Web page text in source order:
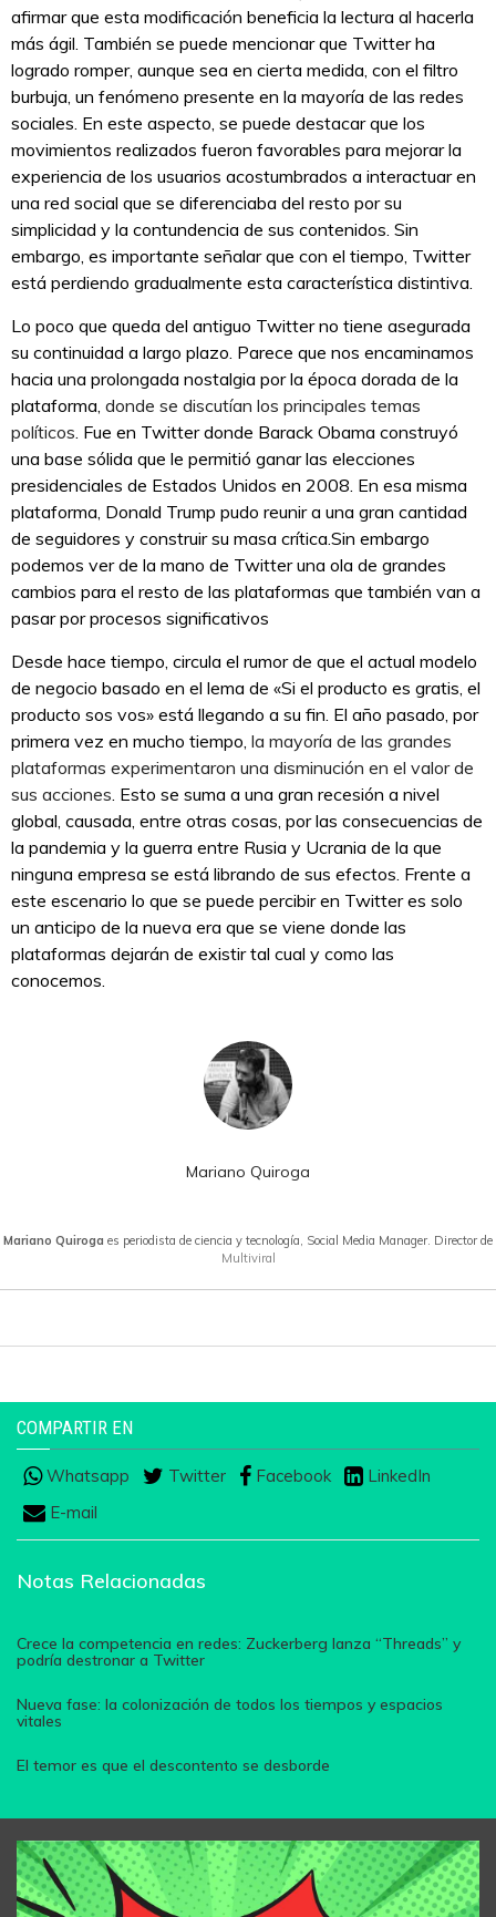
afirmar que esta modificación beneficia la lectura al hacerla
más ágil. También se puede mencionar que Twitter ha
logrado romper, aunque sea en cierta medida, con el filtro
burbuja, un fenómeno presente en la mayoría de las redes
sociales. En este aspecto, se puede destacar que los
movimientos realizados fueron favorables para mejorar la
experiencia de los usuarios acostumbrados a interactuar en
una red social que se diferenciaba del resto por su
simplicidad y la contundencia de sus contenidos. Sin
embargo, es importante señalar que con el tiempo, Twitter
está perdiendo gradualmente esta característica distintiva.
Lo poco que queda del antiguo Twitter no tiene asegurada
su continuidad a largo plazo. Parece que nos encaminamos
hacia una prolongada nostalgia por la época dorada de la
plataforma, donde se discutían los principales temas
políticos . Fue en Twitter donde Barack Obama construyó
una base sólida que le permitió ganar las elecciones
presidenciales de Estados Unidos en 2008. En esa misma
plataforma, Donald Trump pudo reunir a una gran cantidad
de seguidores y construir su masa crítica.Sin embargo
podemos ver de la mano de Twitter una ola de grandes
cambios para el resto de las plataformas que también van a
pasar por procesos significativos
Desde hace tiempo, circula el rumor de que el actual modelo
de negocio basado en el lema de «Si el producto es gratis, el
producto sos vos» está llegando a su fin. El año pasado, por
primera vez en mucho tiempo, la mayoría de las grandes
plataformas experimentaron una disminución en el valor de
sus acciones . Esto se suma a una gran recesión a nivel
global, causada, entre otras cosas, por las consecuencias de
la pandemia y la guerra entre Rusia y Ucrania de la que
ninguna empresa se está librando de sus efectos. Frente a
este escenario lo que se puede percibir en Twitter es solo
un anticipo de la nueva era que se viene donde las
plataformas dejarán de existir tal cual y como las
conocemos.
Mariano Quiroga
Mariano Quiroga es periodista de ciencia y tecnología, Social Media Manager. Director de
Multiviral
COMPARTIR EN
Whatsapp Twitter Facebook
LinkedIn
E-mail
Notas Relacionadas
Crece la competencia en redes: Zuckerberg lanza “Threads” y
podría destronar a Twitter
Nueva fase: la colonización de todos los tiempos y espacios
vitales
El temor es que el descontento se desborde